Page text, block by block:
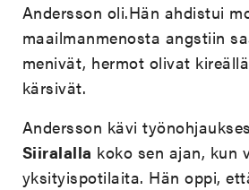
Andersson oli.Hän ahdistui
maailmanmenosta angstiin
menivät, hermot olivat
kärsivät.
Andersson kävi
Siiralalla koko sen ajan, kun
yksityispotilaita. Hän oppi,